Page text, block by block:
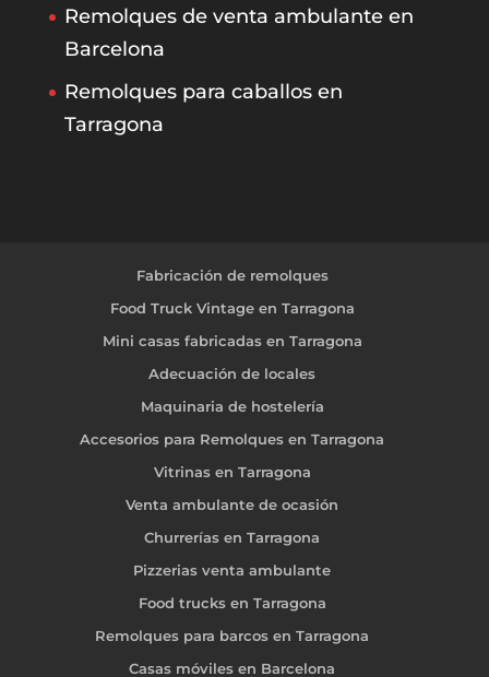
Remolques de venta ambulante en
Barcelona
Remolques para caballos en
Tarragona
Fabricación de remolques
Food Truck Vintage en Tarragona
Mini casas fabricadas en Tarragona
Adecuación de locales
Maquinaria de hostelería
Accesorios para Remolques en Tarragona
Vitrinas en Tarragona
Venta ambulante de ocasión
Churrerías en Tarragona
Pizzerias venta ambulante
Food trucks en Tarragona
Remolques para barcos en Tarragona
Casas móviles en Barcelona